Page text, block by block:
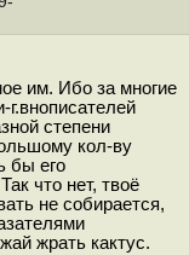
им. Ибо за многие
степени
кол-ву
бы его
что нет, твоё
не собирается,
жрать кактус.